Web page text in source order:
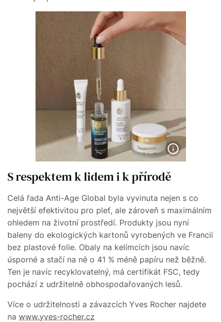
S respektem k lidem i k přírodě
Celá řada Anti-Age Global byla vyvinuta nejen s co
největší efektivitou pro pleť, ale zároveň s maximálním
ohledem na životní prostředí. Produkty jsou nyní
baleny do ekologických kartonů vyrobených ve Francii
bez plastové folie. Obaly na kelímcích jsou navíc
úsporné a stačí na ně o 41 % méně papíru než běžně.
Ten je navíc recyklovatelný, má certifikát FSC, tedy
pochází z udržitelně obhospodařovaných lesů.
Více o udržitelnosti a závazcích Yves Rocher najdete
na www.yves-rocher.cz